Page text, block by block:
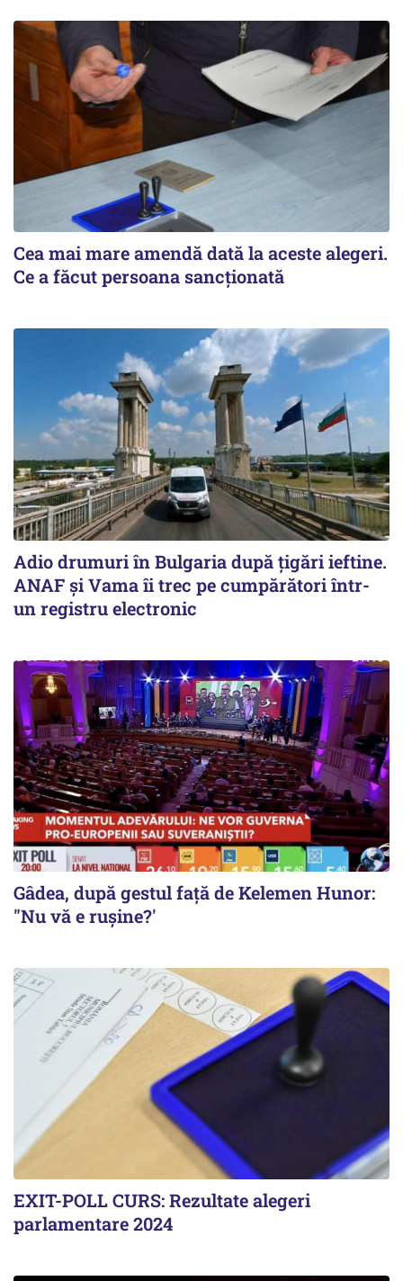
Cea mai mare amendă dată la aceste alegeri.
Ce a făcut persoana sancționată
Adio drumuri în Bulgaria după țigări ieftine.
ANAF și Vama îi trec pe cumpărători într-
un registru electronic
Gâdea, după gestul față de Kelemen Hunor:
"Nu vă e rușine?'
EXIT-POLL CURS: Rezultate alegeri
parlamentare 2024